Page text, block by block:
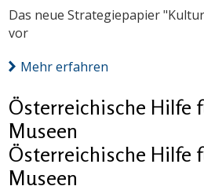
Das neue Strategiepapier
vor
Mehr erfahren
Österreichische Hilfe
Museen
Österreichische Hilfe
Museen